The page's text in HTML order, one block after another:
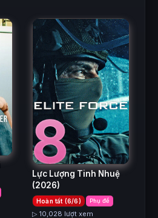
8
Lực Lượng Tinh Nhuệ
(2026)
Hoàn tất (6/6) Phụ đề
▷ 10,028 lượt xem